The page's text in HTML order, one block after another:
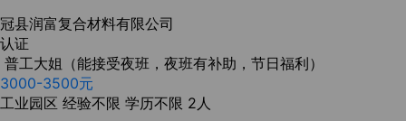
冠县润富复合材料有限公司
认证
普工大姐（能接受夜班，夜班有补助，节日福利）
3000-3500元
工业园区 经验不限 学历不限 2人